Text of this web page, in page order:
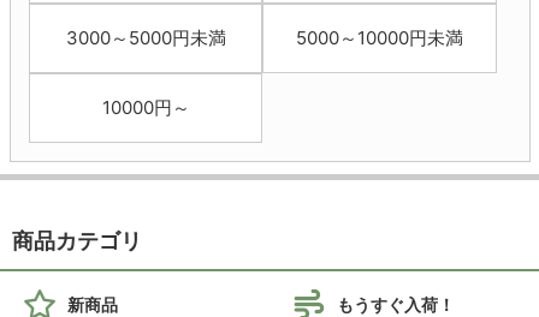
3000～5000円未満 5000～10000円未満
10000円～
商品カテゴリ
新商品 もうすぐ入荷！